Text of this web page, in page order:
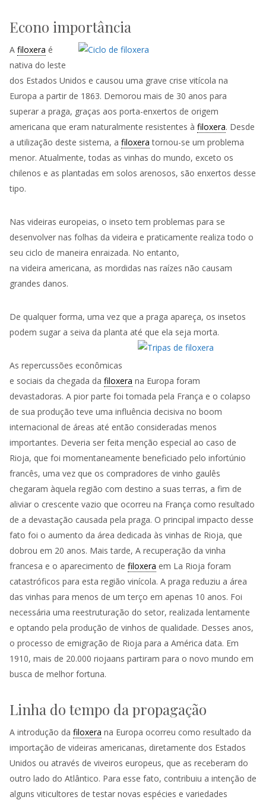
Econo importância
A filoxera é
nativa do leste
dos Estados Unidos e causou uma grave crise vitícola na
Europa a partir de 1863. Demorou mais de 30 anos para
superar a praga, graças aos porta-enxertos de origem
americana que eram naturalmente resistentes à filoxera. Desde
a utilização deste sistema, a filoxera tornou-se um problema
menor. Atualmente, todas as vinhas do mundo, exceto os
chilenos e as plantadas em solos arenosos, são enxertos desse
tipo.
Nas videiras europeias, o inseto tem problemas para se
desenvolver nas folhas da videira e praticamente realiza todo o
seu ciclo de maneira enraizada. No entanto,
na videira americana, as mordidas nas raízes não causam
grandes danos.
De qualquer forma, uma vez que a praga apareça, os insetos
podem sugar a seiva da planta até que ela seja morta.
As repercussões econômicas
e sociais da chegada da filoxera na Europa foram
devastadoras. A pior parte foi tomada pela França e o colapso
de sua produção teve uma influência decisiva no boom
internacional de áreas até então consideradas menos
importantes. Deveria ser feita menção especial ao caso de
Rioja, que foi momentaneamente beneficiado pelo infortúnio
francês, uma vez que os compradores de vinho gaulês
chegaram àquela região com destino a suas terras, a fim de
aliviar o crescente vazio que ocorreu na França como resultado
de a devastação causada pela praga. O principal impacto desse
fato foi o aumento da área dedicada às vinhas de Rioja, que
dobrou em 20 anos. Mais tarde, A recuperação da vinha
francesa e o aparecimento de filoxera em La Rioja foram
catastróficos para esta região vinícola. A praga reduziu a área
das vinhas para menos de um terço em apenas 10 anos. Foi
necessária uma reestruturação do setor, realizada lentamente
e optando pela produção de vinhos de qualidade. Desses anos,
o processo de emigração de Rioja para a América data. Em
1910, mais de 20.000 riojaans partiram para o novo mundo em
busca de melhor fortuna.
Linha do tempo da propagação
A introdução da filoxera na Europa ocorreu como resultado da
importação de videiras americanas, diretamente dos Estados
Unidos ou através de viveiros europeus, que as receberam do
outro lado do Atlântico. Para esse fato, contribuiu a intenção de
alguns viticultores de testar novas espécies e variedades